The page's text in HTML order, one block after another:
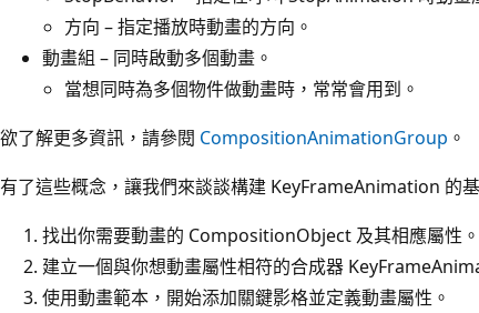
方向 – 指定播放時動畫的方向。
動畫組 – 同時啟動多個動畫。
當想同時為多個物件做動畫時，常常會用到。
欲了解更多資訊，請參閱 CompositionAnimationGroup 。
有了這些概念，讓我們來談談構建 KeyFrameAnimation 的基
找出你需要動畫的 CompositionObject 及其相應屬性。
建立一個與你想動畫屬性相符的合成器
使用動畫範本，開始添加關鍵影格並定義動畫屬性。